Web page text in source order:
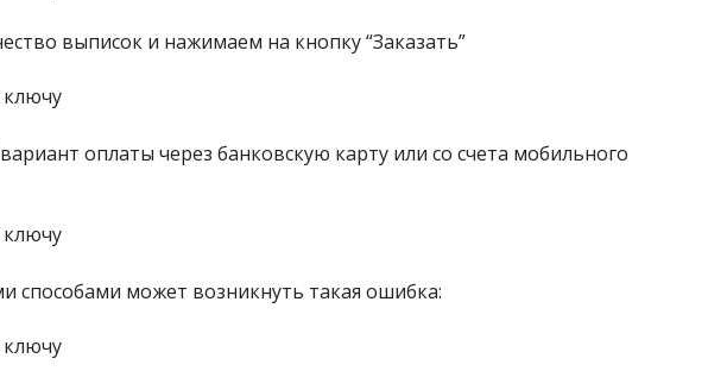
выписок и нажимаем на кнопку “Заказать”
оплаты через банковскую карту или со счета мобильного
способами может возникнуть такая ошибка: